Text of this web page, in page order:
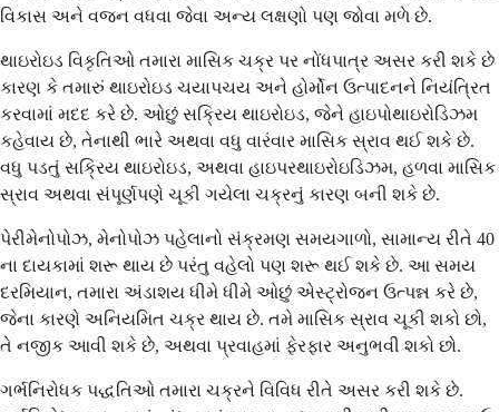
વિકાસ અને વજન વધવા જેવા અન્ય લક્ષણો પણ જોવા મળે છે.
થાઇરોઇડ વિકૃતિઓ તમારા માસિક ચક્ર પર નોંધપાત્ર અસર કરી શકે છે
કારણ કે તમારું થાઇરોઇડ ચયાપચય અને હોર્મોન ઉત્પાદનને નિયંત્રિત
કરવામાં મદદ કરે છે. ઓછું સક્રિય થાઇરોઇડ, જેને હાઇપોથાઇરોડિઝમ
કહેવાય છે, તેનાથી ભારે અથવા વધુ વારંવાર માસિક સ્રાવ થઈ શકે છે.
વધુ પડતું સક્રિય થાઇરોઇડ, અથવા હાઇપરથાઇરોઇડિઝમ, હળવા માસિક
સ્રાવ અથવા સંપૂર્ણપણે ચૂકી ગયેલા ચક્રનું કારણ બની શકે છે.
પેરીમેનોપોઝ, મેનોપોઝ પહેલાનો સંક્રમણ સમયગાળો, સામાન્ય રીતે 40
ના દાયકામાં શરૂ થાય છે પરંતુ વહેલો પણ શરૂ થઈ શકે છે. આ સમય
દરમિયાન, તમારા અંડાશય ધીમે ધીમે ઓછું એસ્ટ્રોજન ઉત્પન્ન કરે છે,
જેના કારણે અનિયમિત ચક્ર થાય છે. તમે માસિક સ્રાવ ચૂકી શકો છો,
તે નજીક આવી શકે છે, અથવા પ્રવાહમાં ફેરફાર અનુભવી શકો છો.
ગર્ભનિરોધક પદ્ધતિઓ તમારા ચક્રને વિવિધ રીતે અસર કરી શકે છે.